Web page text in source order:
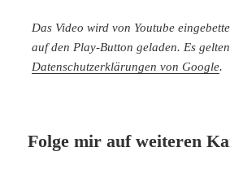
Das Video wird von Youtube
auf den Play-Button geladen. Es
Datenschutzerklärungen von Google.
Folge mir auf weiteren